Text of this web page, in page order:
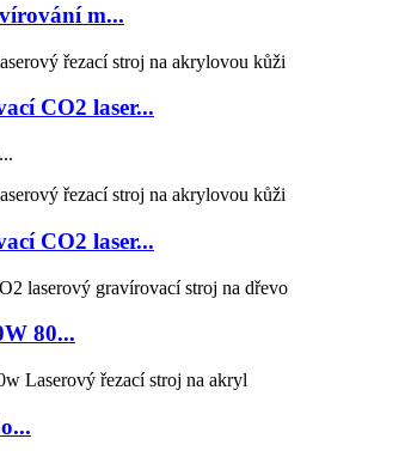
m...
CO2 laser...
CO2 laser...
80...